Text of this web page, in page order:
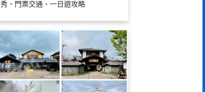
秀、門票交通、一日遊攻略